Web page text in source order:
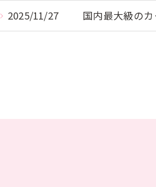
2025/11/27 国内最大級のカ